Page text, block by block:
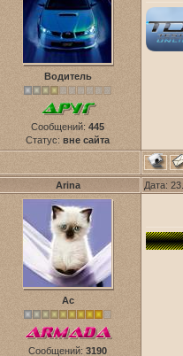
Водитель
Сообщений: 445
Статус: вне сайта
Arina Дата:
Ас
Сообщений: 3190